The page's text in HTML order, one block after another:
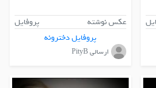
عکس نوشته
پروفایل
پروفایل دخترونه
ارسالی PityB